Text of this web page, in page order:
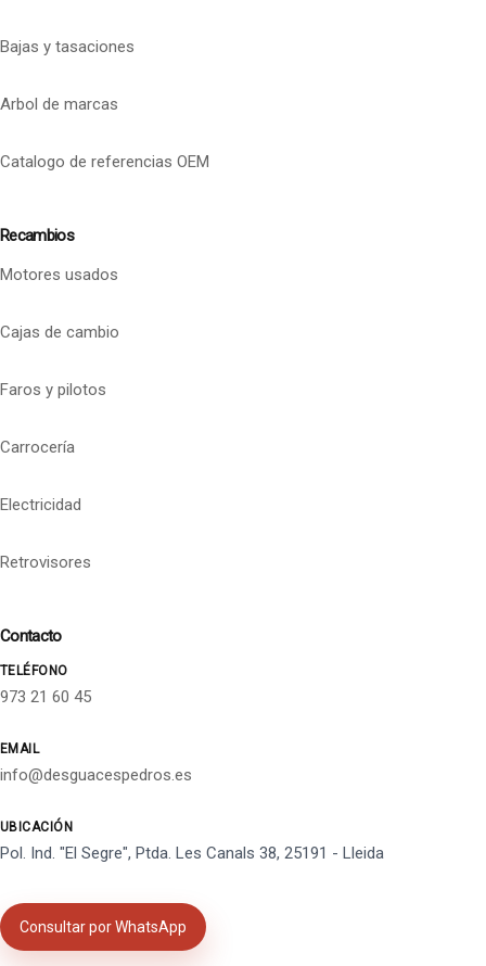
Bajas y tasaciones
Arbol de marcas
Catalogo de referencias OEM
Recambios
Motores usados
Cajas de cambio
Faros y pilotos
Carrocería
Electricidad
Retrovisores
Contacto
TELÉFONO
973 21 60 45
EMAIL
info@desguacespedros.es
UBICACIÓN
Pol. Ind. "El Segre", Ptda. Les Canals 38, 25191 - Lleida
Consultar por WhatsApp